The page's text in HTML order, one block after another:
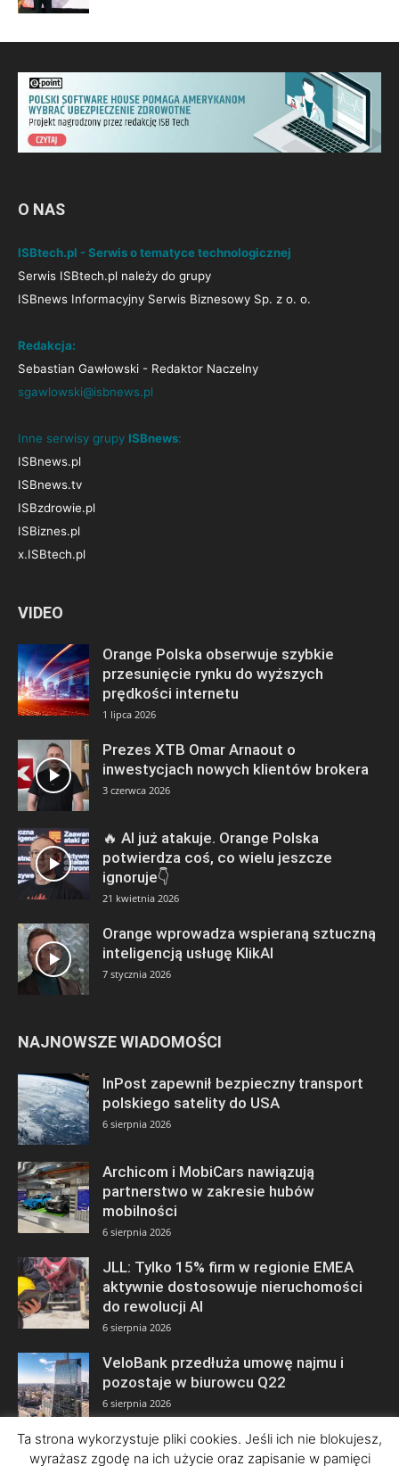
O NAS
ISBtech.pl - Serwis o tematyce technologicznej
Serwis ISBtech.pl należy do grupy
ISBnews Informacyjny Serwis Biznesowy Sp. z o. o.
Redakcja:
Sebastian Gawłowski - Redaktor Naczelny
sgawlowski@isbnews.pl
Inne serwisy grupy ISBnews:
ISBnews.pl
ISBnews.tv
ISBzdrowie.pl
ISBiznes.pl
x.ISBtech.pl
VIDEO
Orange Polska obserwuje szybkie
przesunięcie rynku do wyższych
prędkości internetu
1 lipca 2026
Prezes XTB Omar Arnaout o
inwestycjach nowych klientów brokera
3 czerwca 2026
🔥 AI już atakuje. Orange Polska
potwierdza coś, co wielu jeszcze
ignoruje👇
21 kwietnia 2026
Orange wprowadza wspieraną sztuczną
inteligencją usługę KlikAI
7 stycznia 2026
NAJNOWSZE WIADOMOŚCI
InPost zapewnił bezpieczny transport
polskiego satelity do USA
6 sierpnia 2026
Archicom i MobiCars nawiązują
partnerstwo w zakresie hubów
mobilności
6 sierpnia 2026
JLL: Tylko 15% firm w regionie EMEA
aktywnie dostosowuje nieruchomości
do rewolucji AI
6 sierpnia 2026
VeloBank przedłuża umowę najmu i
pozostaje w biurowcu Q22
6 sierpnia 2026
Ta strona wykorzystuje pliki cookies. Jeśli ich nie blokujesz,
wyrażasz zgodę na ich użycie oraz zapisanie w pamięci